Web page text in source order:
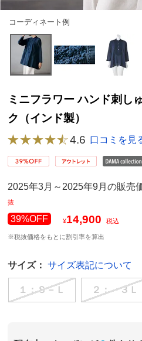
コーディネート例
ミニフラワー ハンド刺し
ク（インド製）
4.6 口コミを見
2025年3月～2025年9月の販
抜
39%OFF ¥14,900 税込
※税抜価格をもとに割引率を算出
サイズ： サイズ表記について
１：Ｓ－Ｌ ２：－３Ｌ